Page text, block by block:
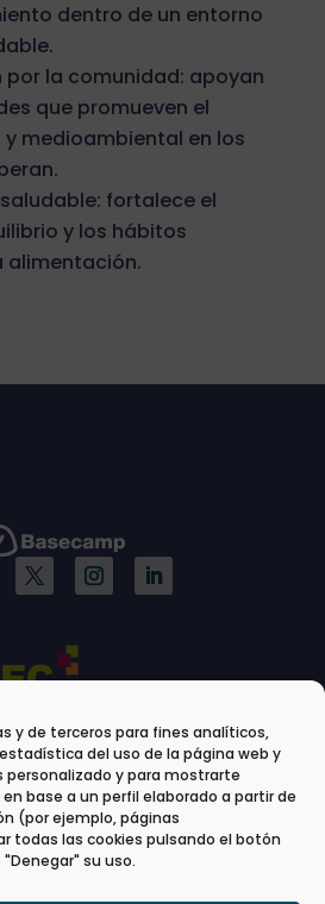
y de terceros para fines analíticos,
del uso de la página web y
personalizado y para mostrarte
base a un perfil elaborado a partir de
(por ejemplo, páginas
todas las cookies pulsando el botón
su uso.
dentro de un entorno
por la comunidad: apoyan
que promueven el
medioambiental en los
fortalece el
y los hábitos
alimentación.